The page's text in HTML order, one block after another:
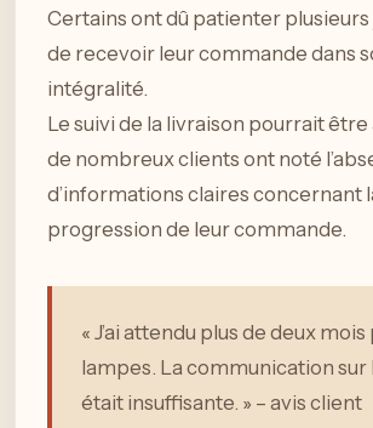
Certains ont dû patienter plusieurs
de recevoir leur commande dans
intégralité.
Le suivi de la livraison pourrait
de nombreux clients ont noté
d’informations claires concernant
progression de leur commande.
« J’ai attendu plus de deux
lampes. La communication sur
était insuffisante. » – avis client